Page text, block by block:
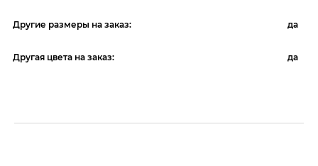
Другие размеры на заказ: да
Другая цвета на заказ: да